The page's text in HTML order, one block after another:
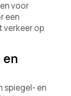
voor
een
verkeer op
spiegel- en